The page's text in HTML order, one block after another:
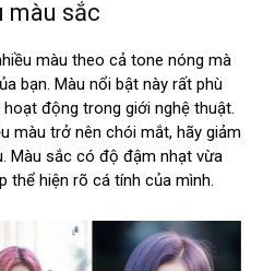
màu sắc
màu theo cả tone nóng mà
bạn. Màu nổi bật này rất phù
động trong giới nghệ thuật.
màu trở nên chói mắt, hãy giảm
Màu sắc có độ đậm nhạt vừa
thể hiện rõ cá tính của mình.